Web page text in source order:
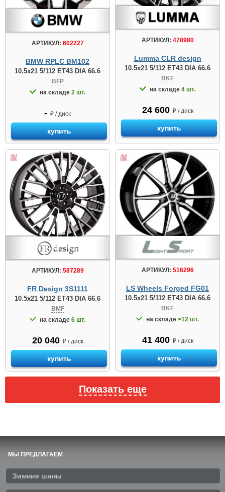
АРТИКУЛ: 602227
BMW RPLC BM102
10.5x21 5/112 ET43 DIA 66.6
BFP
на складе 2 шт.
- ₽ / диск
купить
АРТИКУЛ: 478980
Lumma CLR design
10.5x21 5/112 ET43 DIA 66.6
BKF
на складе 4 шт.
24 600 ₽ / диск
купить
АРТИКУЛ: 587289
FR Design 3S1111
10.5x21 5/112 ET43 DIA 66.6
BMF
на складе 6 шт.
20 040 ₽ / диск
купить
АРТИКУЛ: 516296
LS Wheels Forged FG01
10.5x21 5/112 ET43 DIA 66.6
BKF
на складе >12 шт.
41 400 ₽ / диск
купить
Показать еще
МЫ ПРЕДЛАГАЕМ
Зимние шины